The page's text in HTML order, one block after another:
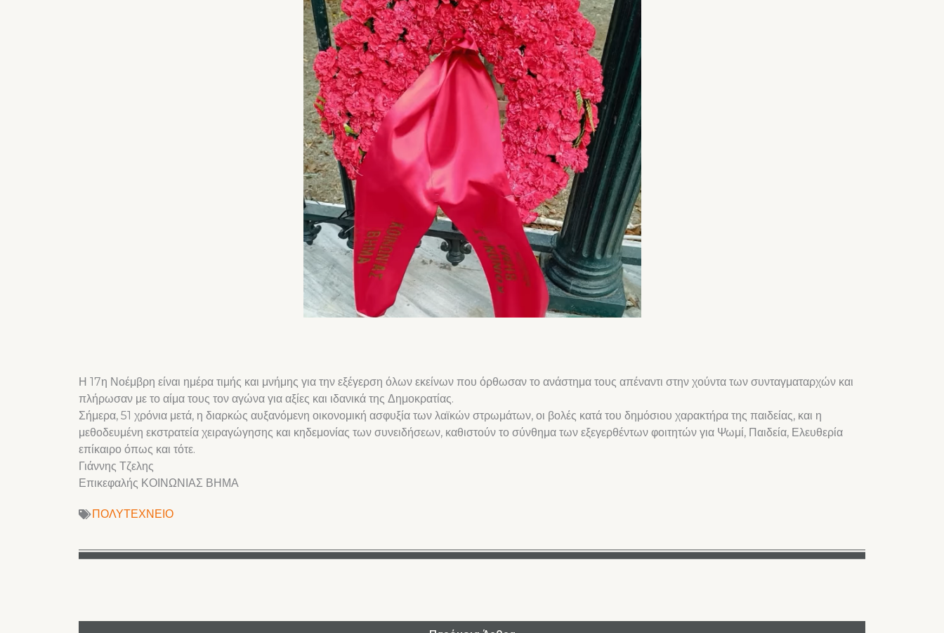
Η 17η Νοέμβρη είναι ημέρα τιμής και μνήμης για την εξέγερση όλων εκείνων που όρθωσαν το ανάστημα τους απέναντι στην χούντα των συνταγματαρχών και
πλήρωσαν με το αίμα τους τον αγώνα για αξίες και ιδανικά της Δημοκρατίας.
Σήμερα, 51 χρόνια μετά, η διαρκώς αυξανόμενη οικονομική ασφυξία των λαϊκών στρωμάτων, οι βολές κατά του δημόσιου χαρακτήρα της παιδείας, και η
μεθοδευμένη εκστρατεία χειραγώγησης και κηδεμονίας των συνειδήσεων, καθιστούν το σύνθημα των εξεγερθέντων φοιτητών για Ψωμί, Παιδεία, Ελευθερία
επίκαιρο όπως και τότε.
Γιάννης Τζελης
Επικεφαλής ΚΟΙΝΩΝΙΑΣ ΒΗΜΑ
ΠΟΛΥΤΕΧΝΕΙΟ